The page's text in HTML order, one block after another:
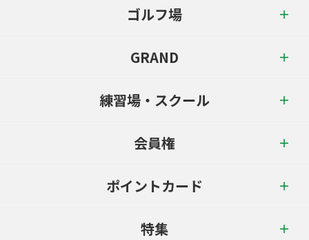
ゴルフ場
GRAND
練習場・スクール
会員権
ポイントカード
特集